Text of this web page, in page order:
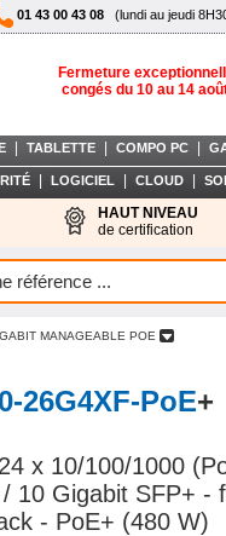
01 43 00 43 08 (lundi au jeudi
Fermeture
congés du 10 au 14
TABLETTE COMPO PC
LOGICIEL CLOUD
HAUT NIVEAU
de certification
MANAGEABLE POE
26G4XF-PoE+
x 10/100/1000
10 Gigabit SFP+ -
- PoE+ (480 W)